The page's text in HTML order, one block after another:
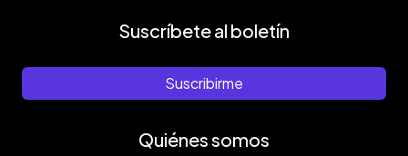
Suscríbete al boletín
Suscribirme
Quiénes somos